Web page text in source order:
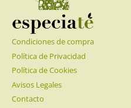
Condiciones de compra
Política de Privacidad
Política de Cookies
Avisos Legales
Contacto